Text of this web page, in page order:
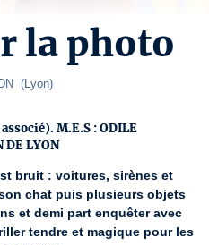
la photo
(Lyon)
M.E.S : ODILE
DE LYON
bruit : voitures, sirènes et
chat puis plusieurs objets
et demi part enquêter avec
tendre et magique pour les